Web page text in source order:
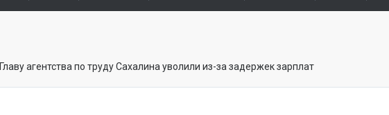
Главу агентства по труду Сахалина уволили из-за задержек зарплат